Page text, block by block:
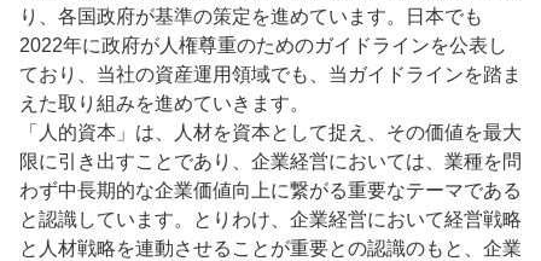
り、各国政府が基準の策定を進めています。日本でも
2022年に政府が人権尊重のためのガイドラインを公表し
ており、当社の資産運用領域でも、当ガイドラインを踏ま
えた取り組みを進めていきます。
「人的資本」は、人材を資本として捉え、その価値を最大
限に引き出すことであり、企業経営においては、業種を問
わず中長期的な企業価値向上に繋がる重要なテーマである
と認識しています。とりわけ、企業経営において経営戦略
と人材戦略を連動させることが重要との認識のもと、企業